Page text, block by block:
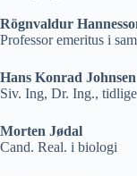
Rögnvaldur
Professor emeritus i
Hans Konrad Johnsen
Siv. Ing, Dr. Ing.,
Morten Jødal
Cand. Real. i biologi